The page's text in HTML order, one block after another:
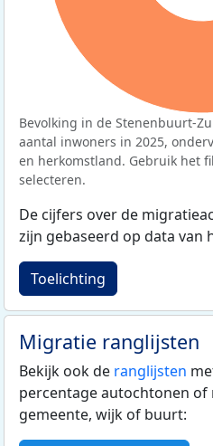
Bevolking in de Stenenbuurt-
aantal inwoners in 2025,
en herkomstland. Gebruik het
selecteren.
De cijfers over de
zijn gebaseerd op data van
Toelichting
Migratie ranglijsten
Bekijk ook de ranglijsten
percentage autochtonen
gemeente, wijk of buurt: